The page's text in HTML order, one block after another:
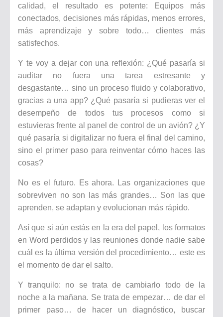
calidad, el resultado es potente: Equipos más
conectados, decisiones más rápidas, menos errores,
más aprendizaje y sobre todo… clientes más
satisfechos.
Y te voy a dejar con una reflexión: ¿Qué pasaría si
auditar no fuera una tarea estresante y
desgastante… sino un proceso fluido y colaborativo,
gracias a una app? ¿Qué pasaría si pudieras ver el
desempeño de todos tus procesos como si
estuvieras frente al panel de control de un avión? ¿Y
qué pasaría si digitalizar no fuera el final del camino,
sino el primer paso para reinventar cómo haces las
cosas?
No es el futuro. Es ahora. Las organizaciones que
sobreviven no son las más grandes… Son las que
aprenden, se adaptan y evolucionan más rápido.
Así que si aún estás en la era del papel, los formatos
en Word perdidos y las reuniones donde nadie sabe
cuál es la última versión del procedimiento… este es
el momento de dar el salto.
Y tranquilo: no se trata de cambiarlo todo de la
noche a la mañana. Se trata de empezar… de dar el
primer paso… de hacer un diagnóstico, buscar